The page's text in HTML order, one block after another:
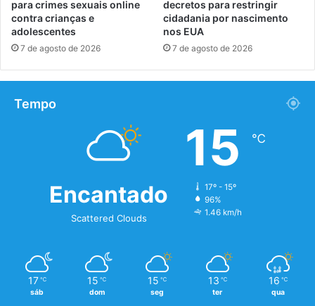
para crimes sexuais online
contra crianças e
adolescentes
7 de agosto de 2026
decretos para restringir
cidadania por nascimento
nos EUA
7 de agosto de 2026
Tempo
Encantado
Scattered Clouds
15 ℃
17º - 15º
96%
1.46 km/h
17 ℃
sáb
15 ℃
dom
15 ℃
seg
13 ℃
ter
16 ℃
qua